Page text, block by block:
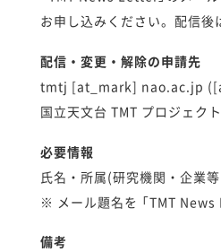
お申し込みください。配信後
配信・変更・解除の申請先
tmtj [at_mark] nao.ac.jp
国立天文台 TMT プロジェクト
必要情報
氏名・所属(研究機関・企業
※ メール題名を 「TMT News
備考